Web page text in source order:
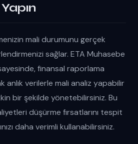
mali durumunu gerçek
sağlar. ETA Muhasebe
finansal raporlama
anlık verilerle mali analiz yapabilir
bir şekilde yönetebilirsiniz. Bu
düşürme fırsatlarını tespit
daha verimli kullanabilirsiniz.